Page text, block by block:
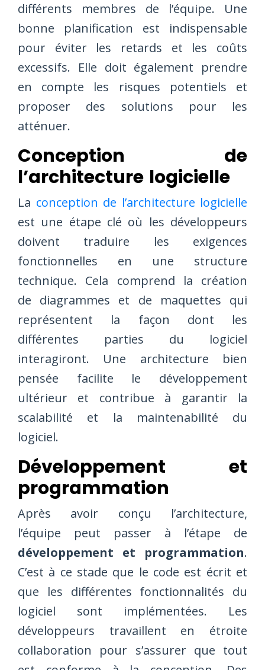
différents membres de l’équipe. Une
bonne planification est indispensable
pour éviter les retards et les coûts
excessifs. Elle doit également prendre
en compte les risques potentiels et
proposer des solutions pour les
atténuer.
Conception de
l’architecture logicielle
La conception de l’architecture logicielle
est une étape clé où les développeurs
doivent traduire les exigences
fonctionnelles en une structure
technique. Cela comprend la création
de diagrammes et de maquettes qui
représentent la façon dont les
différentes parties du logiciel
interagiront. Une architecture bien
pensée facilite le développement
ultérieur et contribue à garantir la
scalabilité et la maintenabilité du
logiciel.
Développement et
programmation
Après avoir conçu l’architecture,
l’équipe peut passer à l’étape de
développement et programmation.
C’est à ce stade que le code est écrit et
que les différentes fonctionnalités du
logiciel sont implémentées. Les
développeurs travaillent en étroite
collaboration pour s’assurer que tout